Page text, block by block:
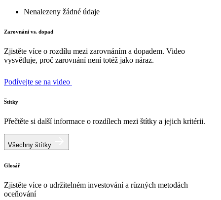
Nenalezeny žádné údaje
Zarovnání vs. dopad
Zjistěte více o rozdílu mezi zarovnáním a dopadem. Video
vysvětluje, proč zarovnání není totéž jako náraz.
Podívejte se na video
Štítky
Přečtěte si další informace o rozdílech mezi štítky a jejich kritérii.
Všechny štítky
Glosář
Zjistěte více o udržitelném investování a různých metodách
oceňování